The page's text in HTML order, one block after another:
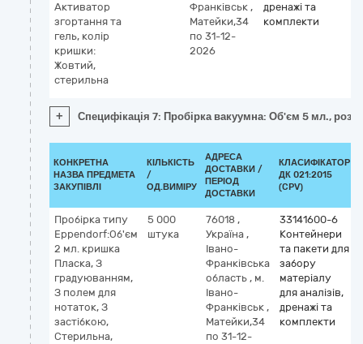
Активатор
згортання та
гель, колір
кришки:
Жовтий,
стерильна
Франківськ ,
Матейки,34
по 31-12-
2026
дренажі та
комплекти
+ Специфікація 7: Пробірка вакуумна: Об'єм 5 мл.,
КОНКРЕТНА
НАЗВА ПРЕДМЕТА
ЗАКУПІВЛІ
КІЛЬКІСТЬ
/
ОД.ВИМІРУ
АДРЕСА
ДОСТАВКИ /
ПЕРІОД
ДОСТАВКИ
КЛАСИФІКАТОР
ДК 021:2015
(CPV)
Пробірка типу
Eppendorf:Об'єм
2 мл. кришка
Пласка, З
градуюванням,
З полем для
нотаток, З
застібкою,
Стерильна,
5 000
штука
76018 ,
Україна ,
Івано-
Франківська
область , м.
Івано-
Франківськ ,
Матейки,34
по 31-12-
33141600-6
Контейнери
та пакети для
забору
матеріалу
для аналізів,
дренажі та
комплекти